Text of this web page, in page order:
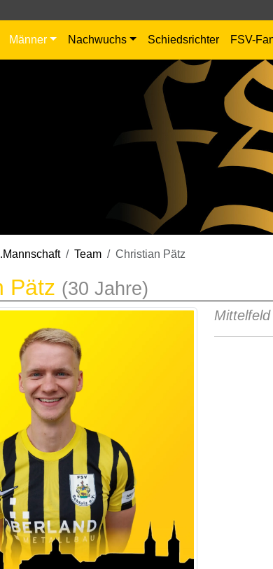
Männer Nachwuchs Schiedsrichter FSV-
Team Christian Pätz
Pätz (30 Jahre)
Mittelfeld